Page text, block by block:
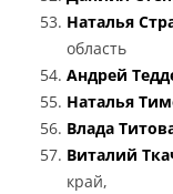
Наталья
область
Андрей
Наталья
Влада
Виталий
край,